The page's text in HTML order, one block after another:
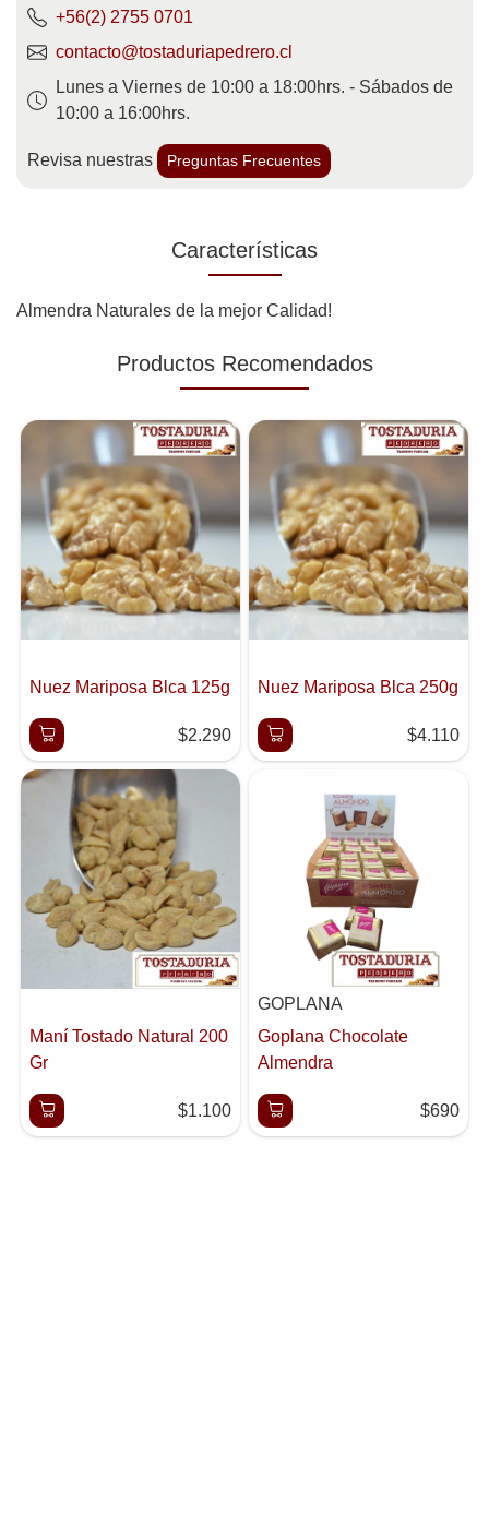
+56(2) 2755 0701
contacto@tostaduriapedrero.cl
Lunes a Viernes de 10:00 a 18:00hrs. - Sábados de
10:00 a 16:00hrs.
Revisa nuestras Preguntas Frecuentes
Características
Almendra Naturales de la mejor Calidad!
Productos Recomendados
Nuez Mariposa Blca 125g
$2.290
Nuez Mariposa Blca 250g
$4.110
Maní Tostado Natural 200
Gr
$1.100
GOPLANA
Goplana Chocolate
Almendra
$690